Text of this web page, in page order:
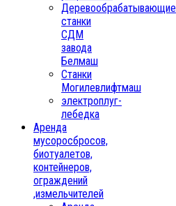
Деревообрабатывающие
станки
СДМ
завода
Белмаш
Станки
Могилевлифтмаш
электроплуг-
лебедка
Аренда
мусоросбросов,
биотуалетов,
контейнеров,
ограждений
,измельчителей